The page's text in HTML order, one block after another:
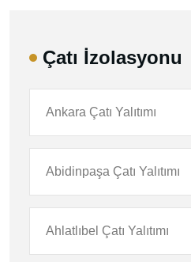
Çatı İzolasyonu
Ankara Çatı Yalıtımı
Abidinpaşa Çatı Yalıtımı
Ahlatlıbel Çatı Yalıtımı